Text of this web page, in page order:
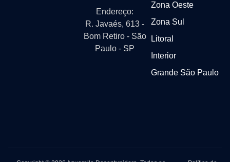
Endereço:
R. Javaés, 613 -
Bom Retiro - São
Paulo - SP
Zona Oeste
Zona Sul
Litoral
Interior
Grande São Paulo